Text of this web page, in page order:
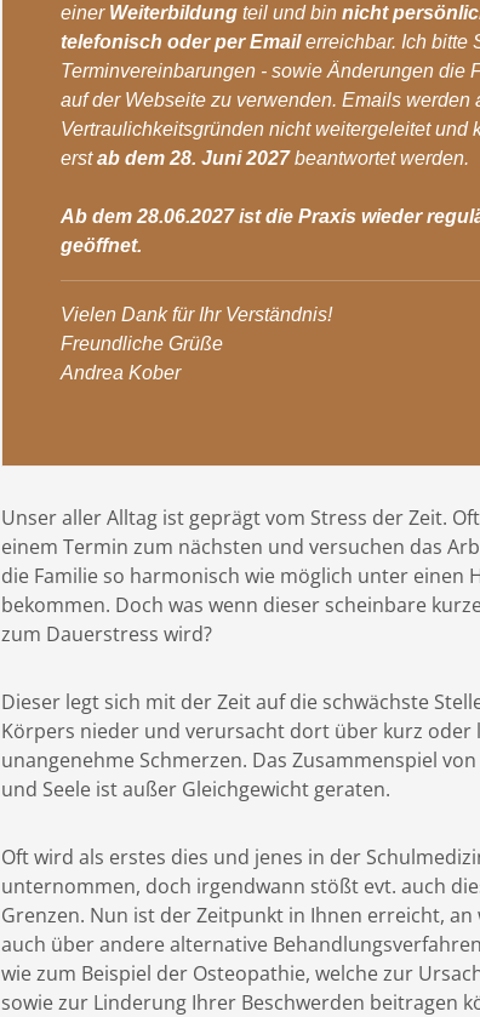
einer Weiterbildung teil und bin nicht
telefonisch oder per Emailerreichbar. Ich bitte
Terminvereinbarungen - sowie Änderungen die
auf der Webseite zu verwenden. Emails werden
Vertraulichkeitsgründen nicht weitergeleitet und
erstab dem 28. Juni 2027beantwortet werden.
Ab dem 28.06.2027 ist die Praxis wieder
geöffnet.
Vielen Dank für Ihr Verständnis!
Freundliche Grüße
Andrea Kober
Unser aller Alltag ist geprägt vom Stress der Zeit.
einem Termin zum nächsten und versuchen das
die Familie so harmonisch wie möglich unter einen
bekommen. Doch was wenn dieser scheinbare
zum Dauerstress wird?
Dieser legt sich mit der Zeit auf die schwächste
Körpers nieder und verursacht dort über kurz oder
unangenehme Schmerzen. Das Zusammenspiel
und Seele ist außer Gleichgewicht geraten.
Oft wird als erstes dies und jenes in der
unternommen, doch irgendwann stößt evt. auch
Grenzen. Nun ist der Zeitpunkt in Ihnen erreicht, an
auch über andere alternative
wie zum Beispiel der Osteopathie, welche zur
sowie zur Linderung Ihrer Beschwerden beitragen